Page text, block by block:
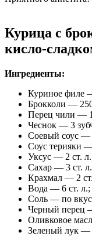
Курица с
кисло-
Ингредиенты:
Куриное филе
Брокколи —
Перец чили —
Чеснок — 3
Соевый соус —
Соус терияки
Уксус — 2 ст.
Сахар — 3 ст.
Крахмал — 2
Вода — 6 ст. л.;
Соль — по
Черный перец
Оливковое
Зеленый лук —